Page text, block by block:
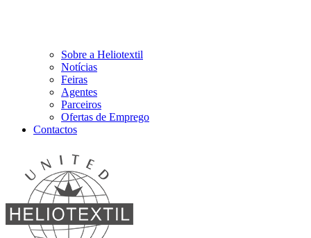
Sobre a Heliotextil
Notícias
Feiras
Agentes
Parceiros
Ofertas de Emprego
Contactos